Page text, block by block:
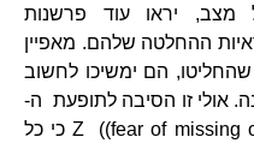
יראו עוד פרשנות
ההחלטה שלהם. מאפיין
הם ימשיכו לחשוב
אולי זו הסיבה לתופעת ה-
FOMO המוכרת בקרב דור ה-Z ((fear of missing out כי כל